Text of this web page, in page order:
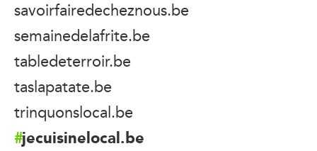
savoirfairedecheznous.be
semainedelafrite.be
tabledeterroir.be
taslapatate.be
trinquonslocal.be
jecuisinelocal.be